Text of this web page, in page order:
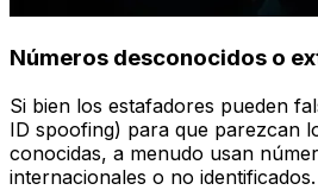
Números desconocidos o
Si bien los estafadores pueden
ID spoofing) para que parezcan
conocidas, a menudo usan
internacionales o no identificados.